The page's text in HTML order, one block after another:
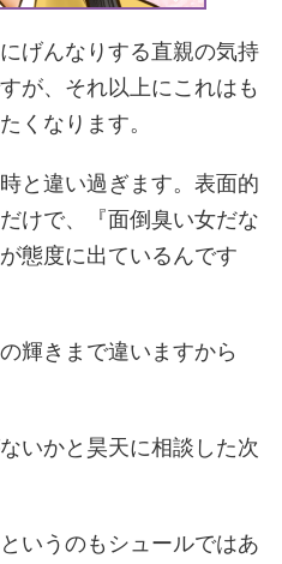
げんなりする直親の気持
が、それ以上にこれはも
くなります。
と違い過ぎます。表面的
けで、『面倒臭い女だな
態度に出ているんです
輝きまで違いますから
いかと昊天に相談した次
いうのもシュールではあ